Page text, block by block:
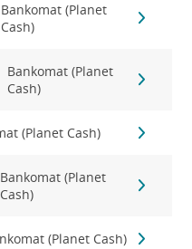
Bankomat (Planet
Cash)
Bankomat (Planet
Cash)
(Planet Cash)
Bankomat (Planet
Cash)
(Planet Cash)